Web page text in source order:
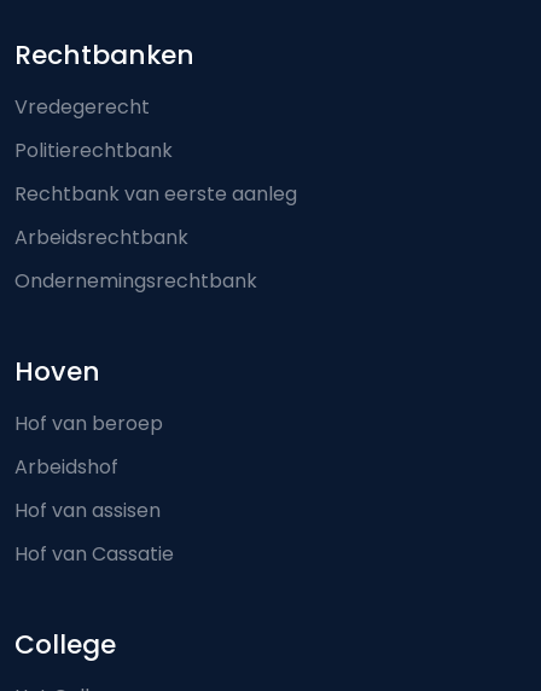
Footer-menu
Rechtbanken
Vredegerecht
Politierechtbank
Rechtbank van eerste aanleg
Arbeidsrechtbank
Ondernemingsrechtbank
Hoven
Hof van beroep
Arbeidshof
Hof van assisen
Hof van Cassatie
College